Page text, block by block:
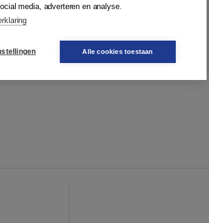
media, adverteren en analyse.
Alle cookies toestaan